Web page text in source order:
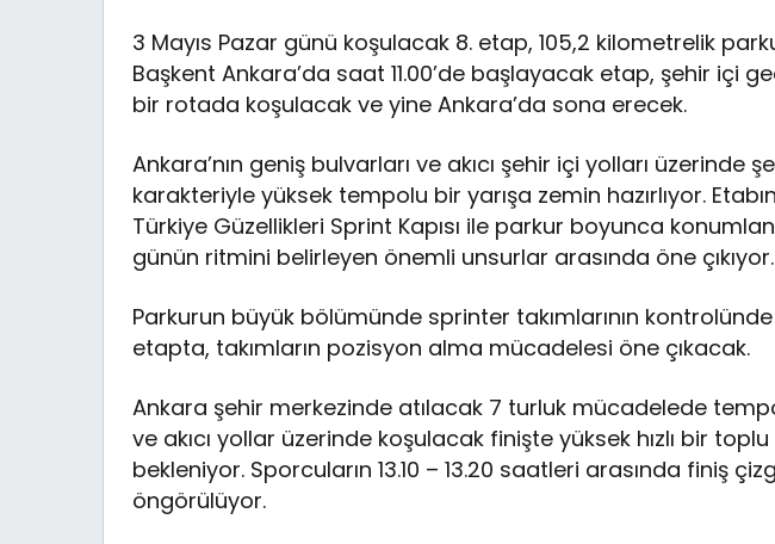
3 Mayıs Pazar günü koşulacak 8. etap, 105,2 kilometrelik
Başkent Ankara’da saat 11.00’de başlayacak etap, şehir içi
bir rotada koşulacak ve yine Ankara’da sona erecek.
Ankara’nın geniş bulvarları ve akıcı şehir içi yolları üzerinde
karakteriyle yüksek tempolu bir yarışa zemin hazırlıyor.
Türkiye Güzellikleri Sprint Kapısı ile parkur boyunca
günün ritmini belirleyen önemli unsurlar arasında öne çıkıyor.
Parkurun büyük bölümünde sprinter takımlarının
etapta, takımların pozisyon alma mücadelesi öne çıkacak.
Ankara şehir merkezinde atılacak 7 turluk mücadelede
ve akıcı yollar üzerinde koşulacak finişte yüksek hızlı bir
bekleniyor. Sporcuların 13.10 – 13.20 saatleri arasında finiş
öngörülüyor.